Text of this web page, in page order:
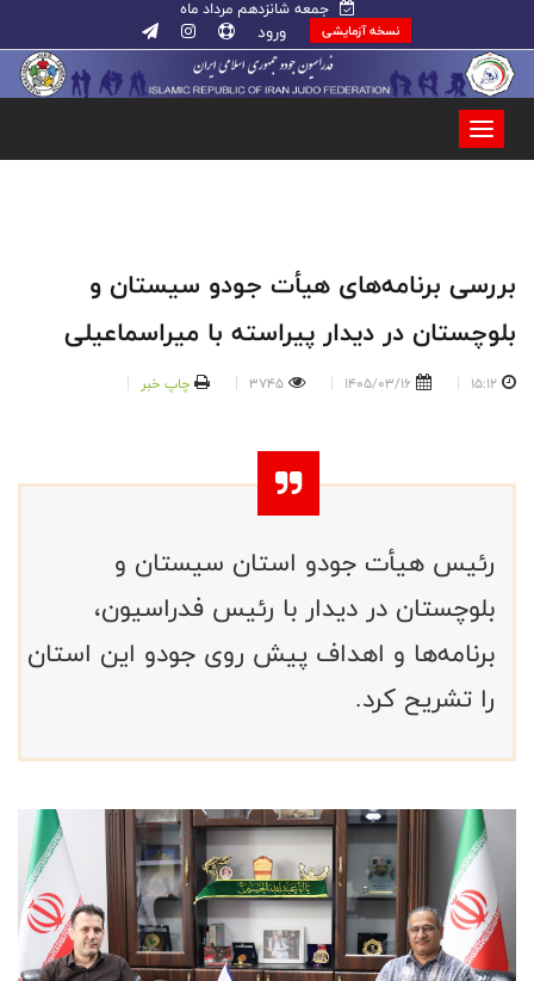
جمعه شانزدهم مرداد ماه
نسخه آزمایشی ورود
بررسی برنامه‌های هیأت جودو سیستان و
بلوچستان در دیدار پیراسته با میراسماعیلی
15:12
1405/03/16
3745 چاپ خبر
رئیس هیأت جودو استان سیستان و
بلوچستان در دیدار با رئیس فدراسیون،
برنامه‌ها و اهداف پیش روی جودو این استان
را تشریح کرد.